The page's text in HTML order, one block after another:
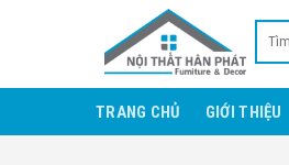
kiếm:
TRANG CHỦ GIỚI THIỆU